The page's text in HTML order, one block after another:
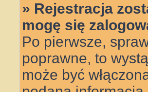
» Rejestracja
mogę się
Po pierwsze,
poprawne, to
może być